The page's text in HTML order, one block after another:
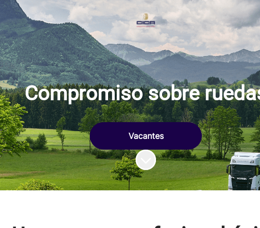
Compromiso sobre
Vacantes
Más contenido